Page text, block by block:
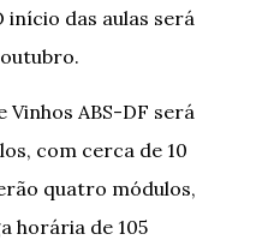
início das aulas será
Vinhos ABS-DF será
com cerca de 10
quatro módulos,
horária de 105